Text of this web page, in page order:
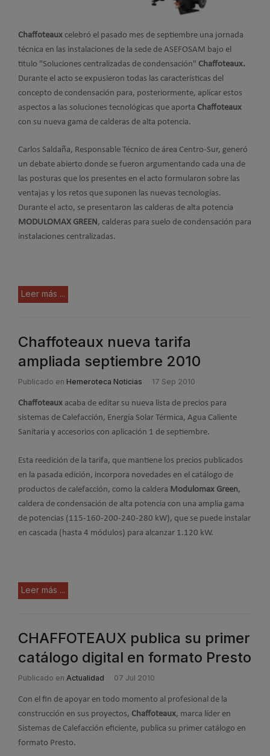
Chaffoteaux celebró el pasado mes de septiembre una jornada
técnica en las instalaciones de la sede de ASEFOSAM bajo el
titulo "Soluciones centralizadas de condensación" Chaffoteaux.
Durante el acto se expusieron todas las características del
concepto de condensación para, posteriormente, aplicar estos
aspectos a las soluciones tecnológicas que aporta Chaffoteaux
con su nueva gama de calderas de alta potencia.
Carlos Saldaña, Responsable Técnico de área Centro-Sur, generó
un debate abierto donde se fueron argumentando cada una de
las posturas que los presentes en el acto formularon sobre las
ventajas y los retos que suponen las nuevas tecnologías.
Durante el acto, se presentaron las calderas de alta potencia
MODULOMAX GREEN, calderas para suelo de condensación para
instalaciones centralizadas.
Leer más ...
Chaffoteaux nueva tarifa
ampliada septiembre 2010
Publicado en Hemeroteca Noticias 17 Sep 2010
Chaffoteaux acaba de editar su nueva lista de precios para
sistemas de Calefacción, Energía Solar Térmica, Agua Caliente
Sanitaria y accesorios con aplicación 1 de septiembre.
Esta reedición de la tarifa, que mantiene los precios publicados
en la pasada edición, incorpora novedades en el catálogo de
productos de calefacción, como la caldera Modulomax Green,
caldera de condensación de alta potencia con una amplia gama
de potencias (115-160-200-240-280 kW), que se puede instalar
en cascada (hasta 4 módulos) para alcanzar 1.120 kW.
Leer más ...
CHAFFOTEAUX publica su primer
catálogo digital en formato Presto
Publicado en Actualidad 07 Jul 2010
Con el fin de apoyar en todo momento al profesional de la
construcción en sus proyectos, Chaffoteaux, marca líder en
Sistemas de Calefacción eficiente, publica su primer catálogo en
formato Presto.